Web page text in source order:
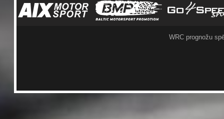
WRC prognožu